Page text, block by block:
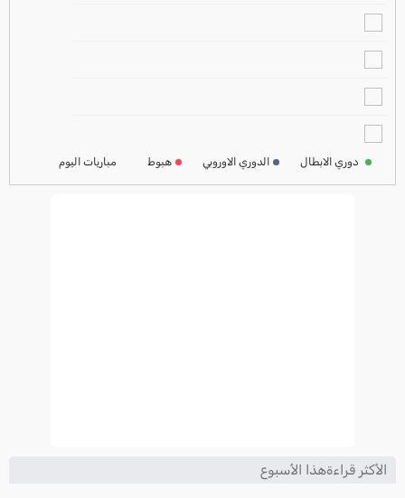
الأكثر قراءةهذا الأسبوع
ترتيب الدوري الايطالي
دوري الابطال الدوري الاوروبي هبوط مباريات اليوم